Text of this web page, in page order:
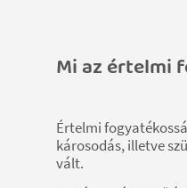
Mi az értelmi
Értelmi
károsodás, illetve
vált.